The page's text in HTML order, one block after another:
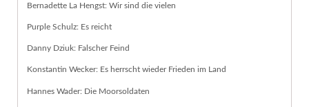
Bernadette La Hengst: Wir sind die vielen
Purple Schulz: Es reicht
Danny Dziuk: Falscher Feind
Konstantin Wecker: Es herrscht wieder Frieden im Land
Hannes Wader: Die Moorsoldaten